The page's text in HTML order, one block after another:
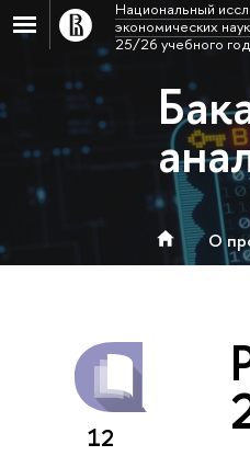
Национальный
экономических наук
25/26 учебного
О
12